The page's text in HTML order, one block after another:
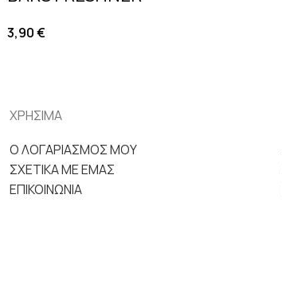
3,90€
ΧΡΗΣΙΜΑ
Ο ΛΟΓΑΡΙΑΣΜΟΣ ΜΟΥ
ΣΧΕΤΙΚΑ ΜΕ ΕΜΑΣ
ΕΠΙΚΟΙΝΩΝΙΑ